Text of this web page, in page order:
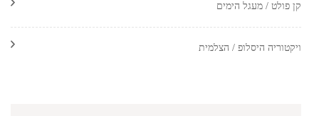
קן פולט / מעגל הימים
ויקטוריה היסלופ / הצלמית